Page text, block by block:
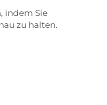
indem Sie
zu halten.